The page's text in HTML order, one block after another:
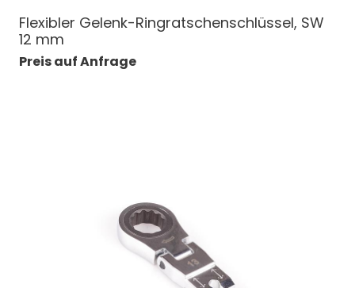
Flexibler Gelenk-Ringratschenschlüssel, SW
12 mm
Preis auf Anfrage